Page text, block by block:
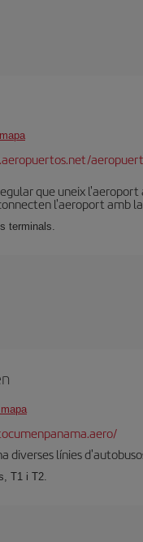
que uneix
l'aeroport amb
terminals.
diverses línies
T1 i T2.